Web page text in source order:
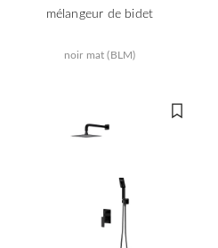
mélangeur de bidet
noir mat (BLM)